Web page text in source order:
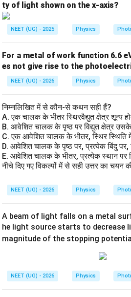
ty of light shown on the x-axis?
NEET (UG) - 2025 Physics
For a metal of work function 6.6
es not give rise to the
NEET (UG) - 2026 Physics
निम्नलिखित में से कौन-से कथन सही हैं?
A. एक चालक के भीतर स्थिरवैद्युत क्षेत्र शून्य
B. आवेशित चालक के पृष्ठ पर विद्युत क्षेत्र
C. एक आवेशित चालक के भीतर, स्थिर स्थिति
D. आवेशित चालक के पृष्ठ पर, प्रत्येक बिंदु पर,
E. आवेशित चालक के भीतर, प्रत्येक स्थान पर
नीचे दिए गए विकल्पों में से सही उत्तर का चयन
NEET (UG) - 2026 Physics
A beam of light falls on a metal
he light source starts to decrease
magnitude of the stopping potential
NEET (UG) - 2026 Physics